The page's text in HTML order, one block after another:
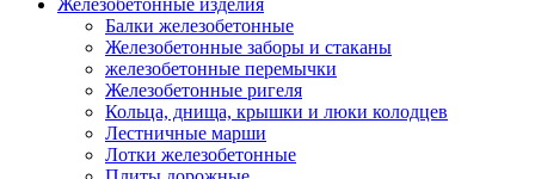
Балки железобетонные
Железобетонные заборы и стаканы
железобетонные перемычки
Железобетонные ригеля
Кольца, днища, крышки и люки колодцев
Лестничные марши
Лотки железобетонные